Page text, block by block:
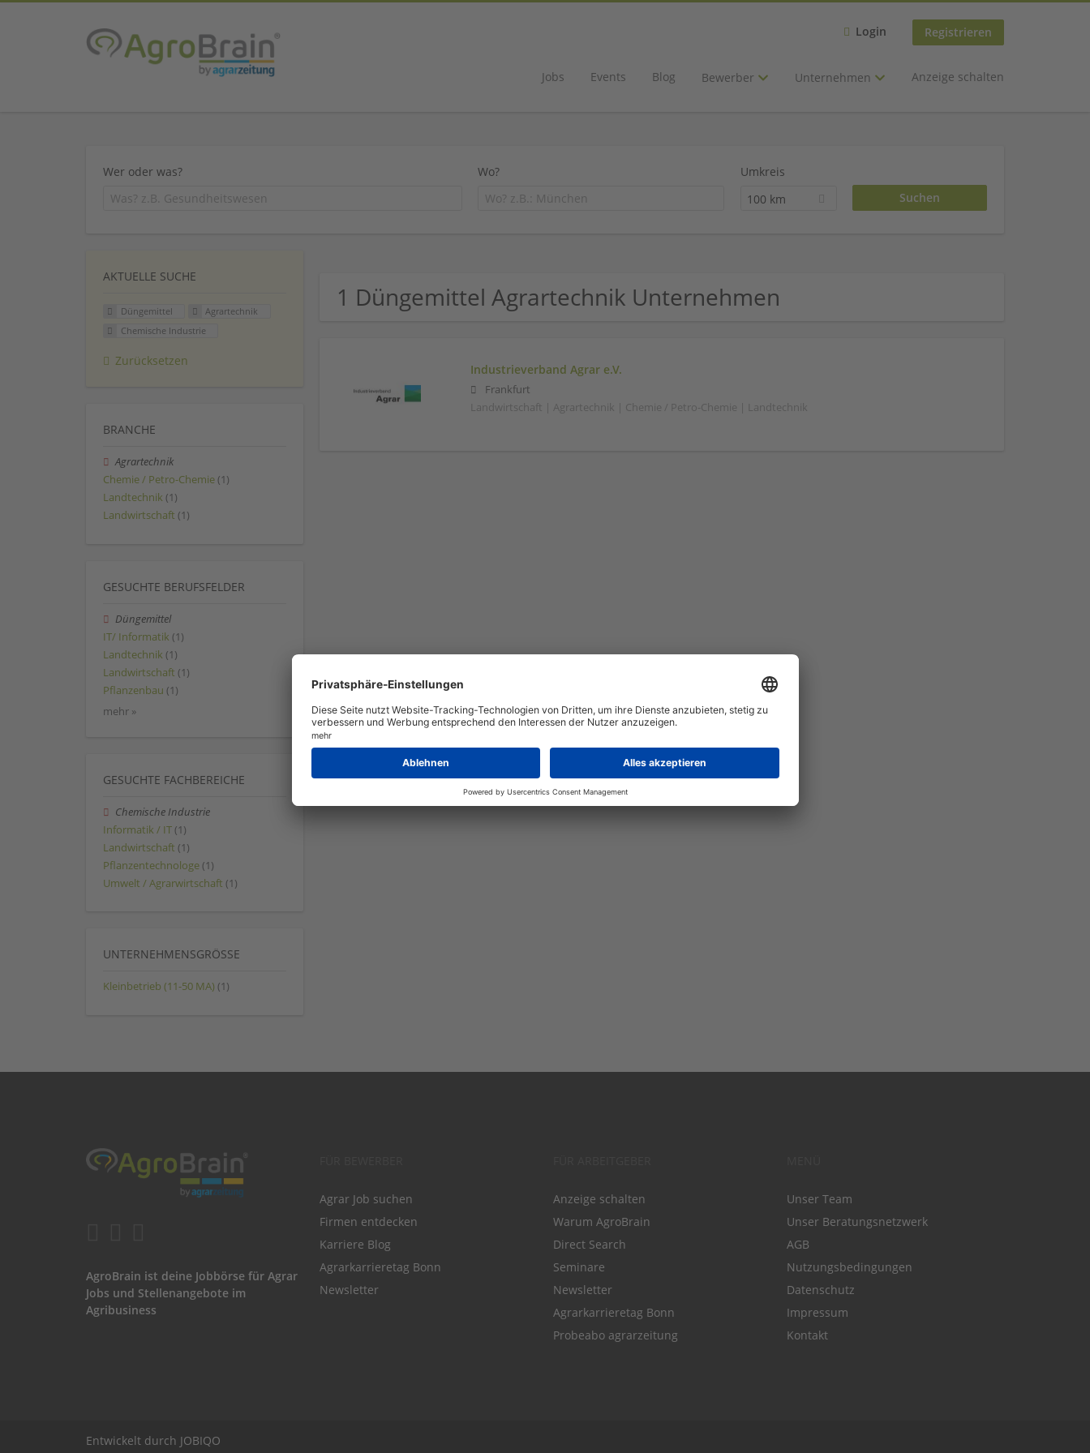
Login Registrieren
Jobs Events Blog Bewerber Unternehmen Anzeige schalten
Wer oder was? Wo?
Umkreis
100 km
1 Düngemittel Agrartechnik Unternehmen
Industrieverband Agrar e.V.
Frankfurt
Landwirtschaft | Agrartechnik | Chemie / Petro-Chemie | Landtechnik
AKTUELLE SUCHE
Düngemittel
Agrartechnik
Chemische Industrie
Zurücksetzen
BRANCHE
Agrartechnik
Chemie / Petro-Chemie (1)
Landtechnik (1)
Landwirtschaft (1)
GESUCHTE BERUFSFELDER
Düngemittel
IT/ Informatik (1)
Landtechnik (1)
Landwirtschaft (1)
Pflanzenbau (1)
mehr »
GESUCHTE FACHBEREICHE
Chemische Industrie
Informatik / IT (1)
Landwirtschaft (1)
Pflanzentechnologe (1)
Umwelt / Agrarwirtschaft (1)
UNTERNEHMENSGRÖSSE
Kleinbetrieb (11-50 MA) (1)
AgroBrain ist deine Jobbörse für Agrar
Jobs und Stellenangebote im
Agribusiness
Agrar Job suchen
Firmen entdecken
Karriere Blog
Agrarkarrieretag Bonn
Newsletter
Anzeige schalten
Warum AgroBrain
Direct Search
Seminare
Newsletter
Agrarkarrieretag Bonn
Probeabo agrarzeitung
Unser Team
Unser Beratungsnetzwerk
AGB
Nutzungsbedingungen
Datenschutz
Impressum
Kontakt
Entwickelt durch JOBIQO